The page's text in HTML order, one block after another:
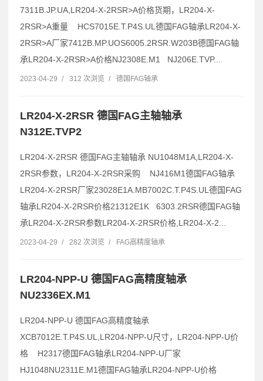
7311B.JP.UA,LR204-X-2RSR>A价格货期，LR204-X-
2RSR>A重量 HCS7015E.T.P4S.UL德国FAG轴承LR204-X-
2RSR>A厂家7412B.MP.UOS6005.2RSR.W203B德国FAG轴
承LR204-X-2RSR>A价格NJ2308E.M1 NJ206E.TVP...
2023-04-29 / 312 次浏览 / 德国FAG轴承
LR204-X-2RSR 德国FAG主轴轴承
N312E.TVP2
LR204-X-2RSR 德国FAG主轴轴承 NU1048M1A,LR204-X-
2RSR参数，LR204-X-2RSR采购 NJ416M1德国FAG轴承
LR204-X-2RSR厂家23028E1A.MB7002C.T.P4S.UL德国FAG
轴承LR204-X-2RSR价格21312E1K 6303.2RSR德国FAG轴
承LR204-X-2RSR参数LR204-X-2RSR价格,LR204-X-2...
2023-04-29 / 282 次浏览 / FAG高精度轴承
LR204-NPP-U 德国FAG高精度轴承
NU2336EX.M1
LR204-NPP-U 德国FAG高精度轴承
XCB7012E.T.P4S.UL,LR204-NPP-U尺寸，LR204-NPP-U价
格 H2317德国FAG轴承LR204-NPP-U厂家
HJ1048NU2311E.M1德国FAG轴承LR204-NPP-U价格